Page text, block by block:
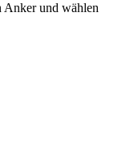
Anker und wählen